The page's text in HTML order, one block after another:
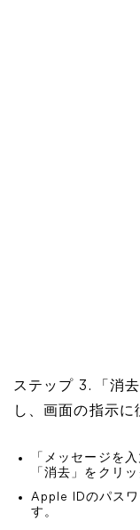
ステップ 3. 「消
し、画面の指示に
「メッセージを
「消去」をクリッ
Apple IDのパス
す。